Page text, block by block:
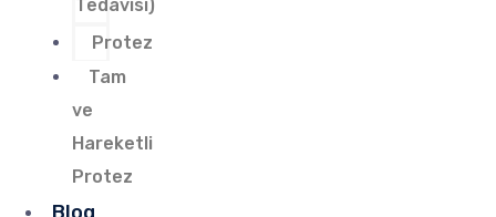
Tedavisi)
Protez
Tam
ve
Hareketli
Protez